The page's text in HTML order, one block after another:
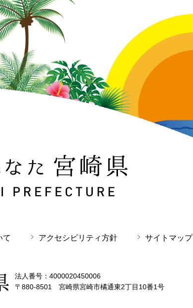
PREFECTURE
て アクセシビリティ方針 サイトマップ
法人番号：4000020450006
〒880-8501 宮崎県宮崎市橘通東2丁目10番1号